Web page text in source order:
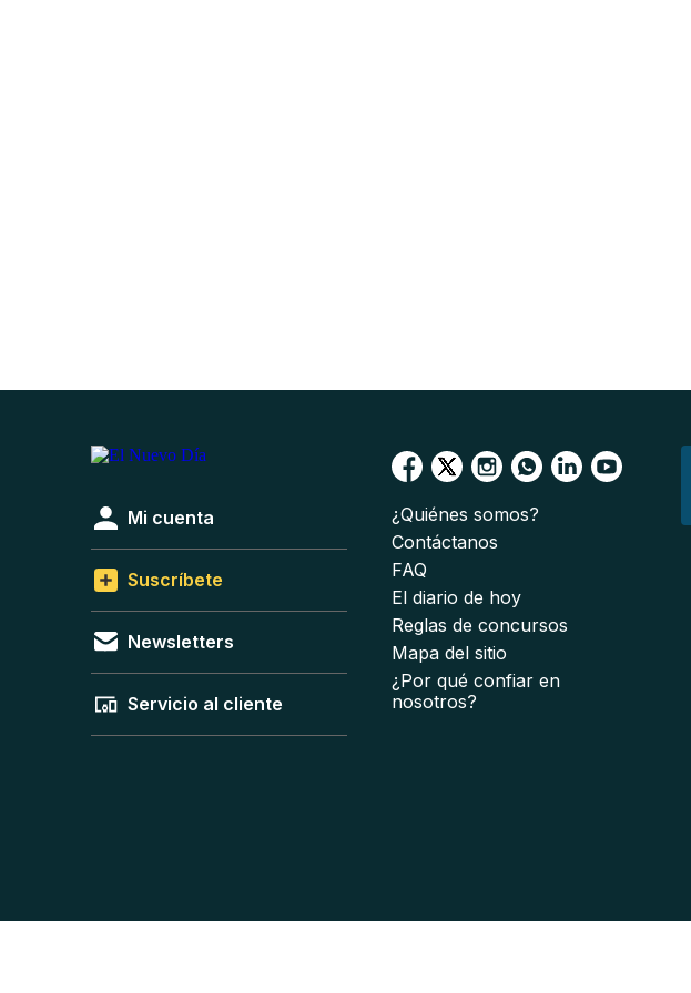
Mi cuenta
Suscríbete
Newsletters
Servicio al cliente
¿Quiénes somos?
Contáctanos
FAQ
El diario de hoy
Reglas de concursos
Mapa del sitio
¿Por qué confiar en
nosotros?